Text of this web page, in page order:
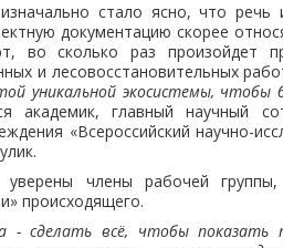
стало ясно, что
документацию скорее
во сколько раз произойдет
и лесовосстановительных
уникальной экосистемы,
академик, главный научный
«Всероссийский научно-
члены рабочей
происходящего.
- сделать всё, чтобы показать